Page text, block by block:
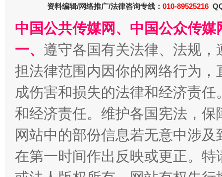
揭开“小金库”的免责幌子
资料编辑/网络推广/法律咨询专线： 010-89525216
中国公共传媒网、中国公众传
一、 遵守各国有关法律、法规
担法律范围内因你的网络行为
成伤害和损失的法律和经济责
和经济责任。维护各国宪法，
网站中的部份信息若无意中涉
在第一时间作出反映或更正。